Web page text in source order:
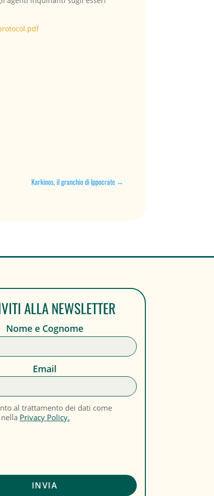
Karkinos, il granchio di Ippocrate→
ALLA NEWSLETTER
Nome e Cognome
Email
al trattamento dei dati come
Privacy Policy.